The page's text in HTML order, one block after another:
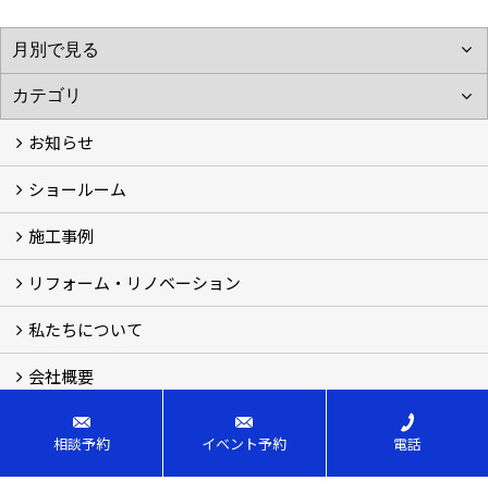
お知らせ
お知らせ (3)
ショールーム
体感ルーム
イベント
施工事例
施工事例
お客様の声
リフォーム・リノベーション
リフォームについて
リノベーションについて
計画ステップ
【Q＆A】よくあるご質問 (30)
私たちについて
スタッフ紹介
ブログ
想い
会社概要
会社概要
さんわリフォーム
相談予約 イベント予約 電話